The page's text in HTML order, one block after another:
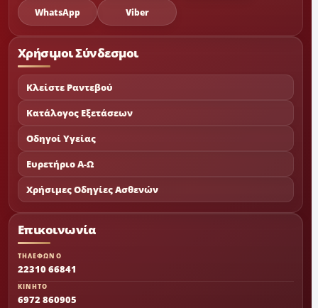
WhatsApp Viber
Χρήσιμοι Σύνδεσμοι
Κλείστε Ραντεβού
Κατάλογος Εξετάσεων
Οδηγοί Υγείας
Ευρετήριο Α-Ω
Χρήσιμες Οδηγίες Ασθενών
Επικοινωνία
ΤΗΛΕΦΩΝΟ
22310 66841
ΚΙΝΗΤΟ
6972 860905